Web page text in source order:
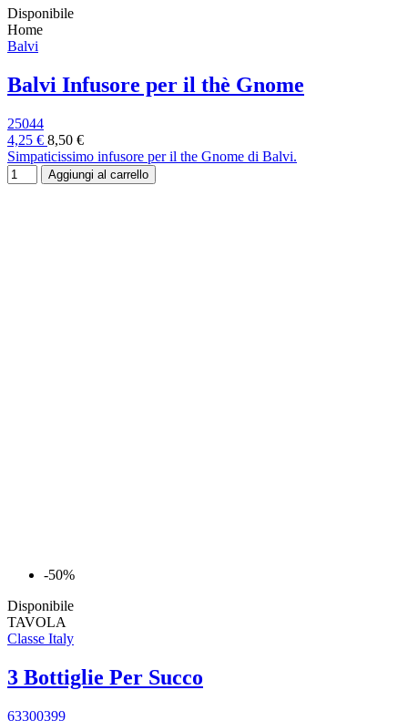
Disponibile
Home
Balvi
Balvi Infusore per il thè Gnome
25044
4,25 € 8,50 €
Simpaticissimo infusore per il the Gnome di Balvi.
Aggiungi al carrello
-50%
Disponibile
TAVOLA
Classe Italy
3 Bottiglie Per Succo
63300399